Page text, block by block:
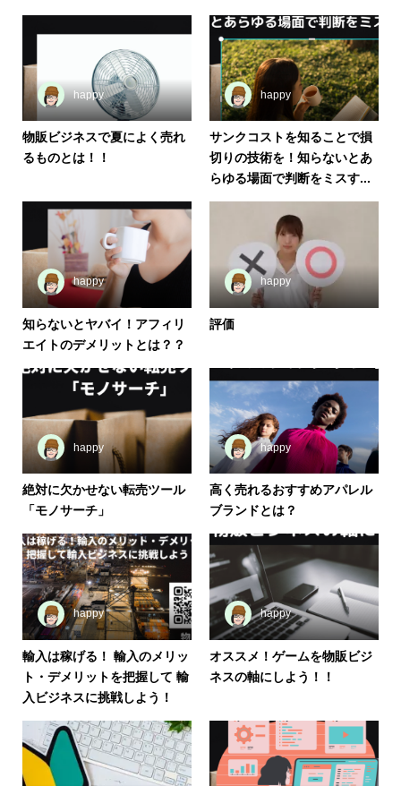
happy
物販ビジネスで夏によく売れ
るものとは！！
happy
サンクコストを知ることで損
切りの技術を！知らないとあ
らゆる場面で判断をミスす...
happy
知らないとヤバイ！アフィリ
エイトのデメリットとは？？
happy
評価
happy
絶対に欠かせない転売ツール
「モノサーチ」
happy
高く売れるおすすめアパレル
ブランドとは？
happy
輸入は稼げる！ 輸入のメリッ
ト・デメリットを把握して 輸
入ビジネスに挑戦しよう！
happy
オススメ！ゲームを物販ビジ
ネスの軸にしよう！！